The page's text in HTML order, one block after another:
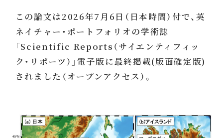
この論文は2026年7月6日（日本時間）付で、英
ネイチャー・ポートフォリオの学術誌
「Scientific Reports（サイエンティフィッ
ク・リポーツ）」電子版に最終掲載(版面確定版)
されました（オープンアクセス）。